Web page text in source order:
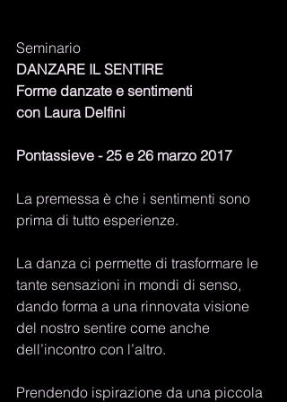
Seminario
DANZARE IL SENTIRE
Forme danzate e sentimenti
con Laura Delfini
Pontassieve - 25 e 26 marzo 2017
La premessa è che i sentimenti sono
prima di tutto esperienze.
La danza ci permette di trasformare le
tante sensazioni in mondi di senso,
dando forma a una rinnovata visione
del nostro sentire come anche
dell’incontro con l’altro.
Prendendo ispirazione da una piccola